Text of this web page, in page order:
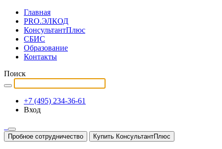
Главная
PRO.ЭЛКОД
КонсультантПлюс
СБИС
Образование
Контакты
Поиск
+7 (495) 234-36-61
Вход
Пробное сотрудничество Купить КонсультантПлюс